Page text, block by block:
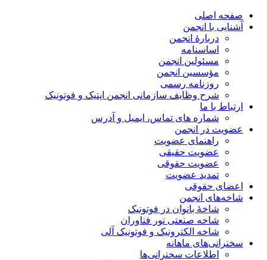
صفحه اصلی
آشنایی با انجمن
دربارۀ انجمن
اساسنامه
مسئولین انجمن
مؤسسین انجمن
روزنامه رسمی
شرح وظایف سازمانی انجمن اپتیک و فوتونیک
ارتباط با ما
شماره های تماس، ایمیل و آدرس
عضویت در انجمن
راهنمای عضویت
عضویت حقیقی
عضویت حقوقی
تمدید عضویت
اعضای حقوقی
شاخه‌های انجمن
شاخۀ بانوان در فوتونیک
شاخه صنعتی نور فناوران
شاخه‌ الکترونیک و فوتونیک آلی
سخنرانی‌های ماهانه
اطلاعات سخنرانی‌‌ها